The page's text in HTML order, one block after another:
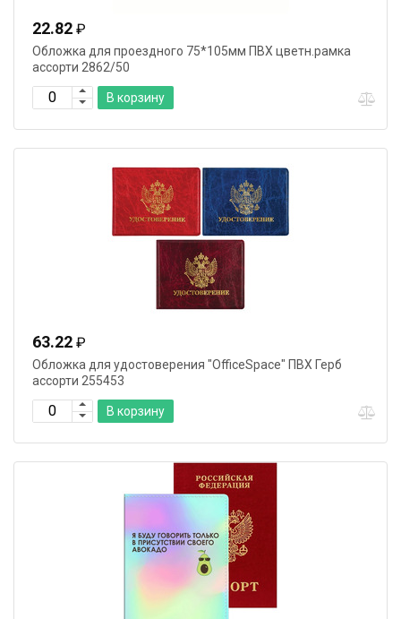
22.82 ₽
Обложка для проездного 75*105мм ПВХ цветн.рамка
ассорти 2862/50
В корзину
63.22 ₽
Обложка для удостоверения "OfficeSpace" ПВХ Герб
ассорти 255453
В корзину